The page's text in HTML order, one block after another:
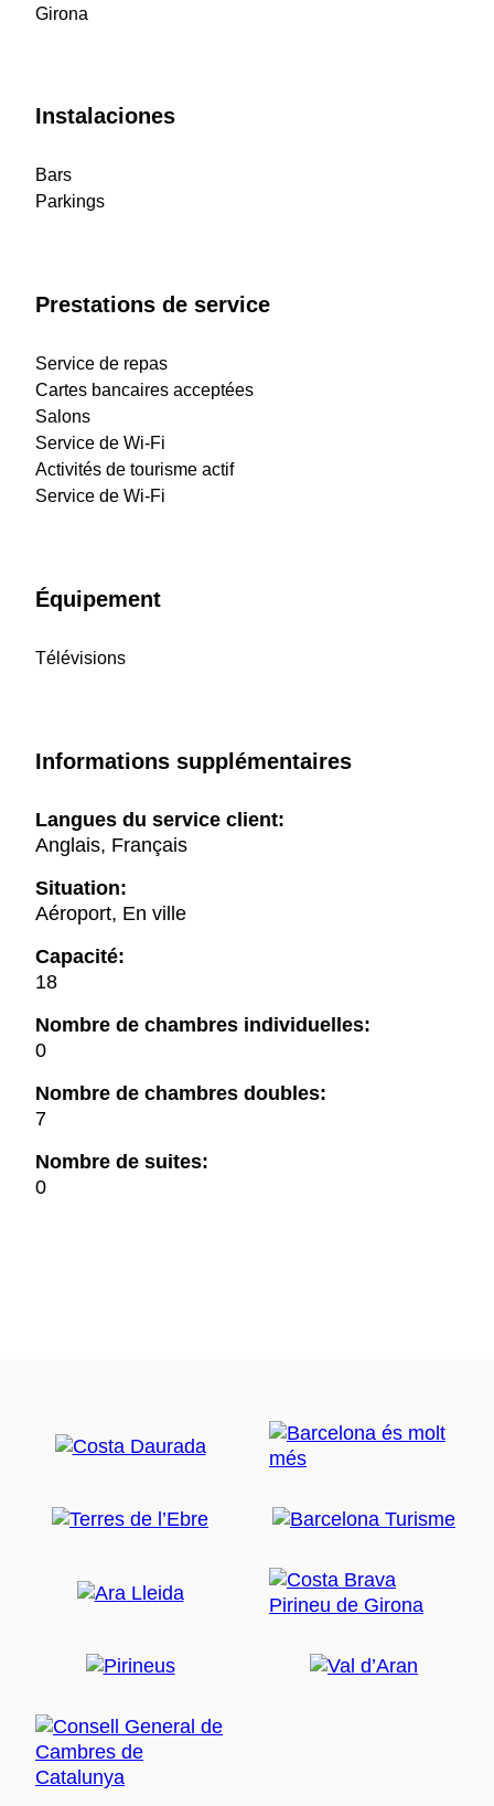
Girona
Instalaciones
Bars
Parkings
Prestations de service
Service de repas
Cartes bancaires acceptées
Salons
Service de Wi-Fi
Activités de tourisme actif
Service de Wi-Fi
Équipement
Télévisions
Informations supplémentaires
Langues du service client:
Anglais, Français
Situation:
Aéroport, En ville
Capacité:
18
Nombre de chambres individuelles:
0
Nombre de chambres doubles:
7
Nombre de suites:
0